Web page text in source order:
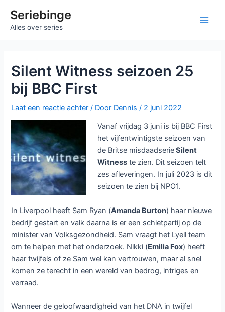
naarSeriebinge
Alles over series
Silent Witness seizoen 25
bij BBC First
Laat een reactie achter / Door Dennis/ 2 juni 2022
Vanaf vrijdag 3 juni is bij BBC First
het vijfentwintigste seizoen van
de Britse misdaadserieSilent
Witness te zien. Dit seizoen telt
zes afleveringen. In juli 2023 is dit
seizoen te zien bij NPO1.
In Liverpool heeft Sam Ryan (Amanda Burton) haar nieuwe
bedrijf gestart en valk daarna is er een schietpartij op de
minister van Volksgezondheid. Sam vraagt het Lyell team
om te helpen met het onderzoek. Nikki (Emilia Fox) heeft
haar twijfels of ze Sam wel kan vertrouwen, maar al snel
komen ze terecht in een wereld van bedrog, intriges en
verraad.
Wanneer de geloofwaardigheid van het DNA in twijfel